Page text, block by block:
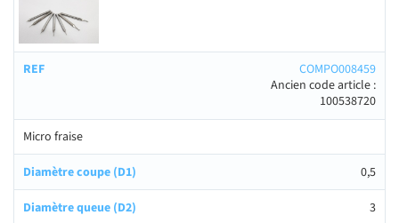
COMPO008459
Ancien code article :
100538720
Micro fraise
0,5
3